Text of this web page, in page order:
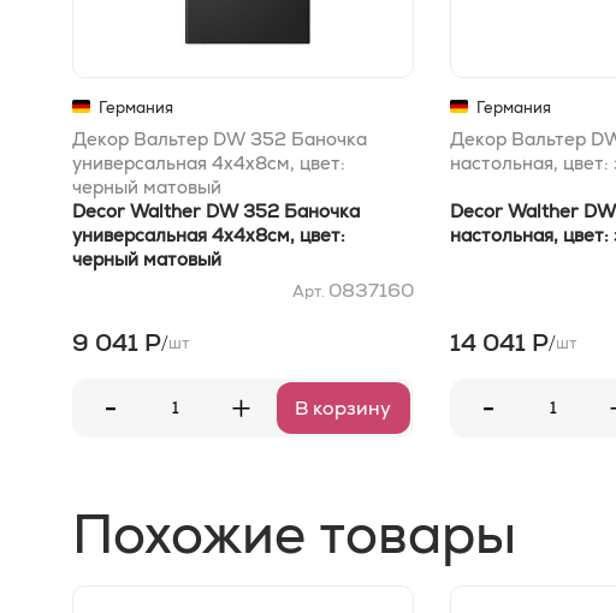
Германия
Декор Вальтер DW 352 Баночка
универсальная 4x4x8см, цвет:
черный матовый
Decor Walther DW 352 Баночка
универсальная 4x4x8см, цвет:
черный матовый
Арт. 0837160
9 041 Р/шт
- + В корзину
Германия
Декор Вальтер
настольная, цвет:
Decor Walther
настольная, цвет:
14 041 Р/шт
-
Похожие товары